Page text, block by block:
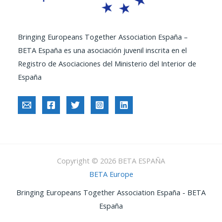
Bringing Europeans Together Association España –
BETA España es una asociación juvenil inscrita en el
Registro de Asociaciones del Ministerio del Interior de
España
Copyright © 2026 BETA ESPAÑA
BETA Europe
Bringing Europeans Together Association España - BETA
España